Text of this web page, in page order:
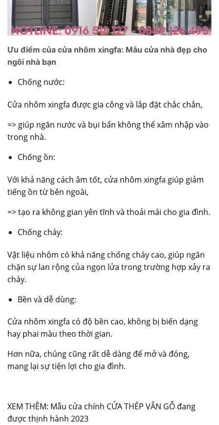
Ưu điểm của cửa nhôm xingfa: Mẫu cửa nhà đẹp cho
ngôi nhà bạn
Chống nước:
Cửa nhôm xingfa được gia công và lắp đặt chắc chắn,
=> giúp ngăn nước và bụi bẩn không thể xâm nhập vào
trong nhà.
Chống ồn:
Với khả năng cách âm tốt, cửa nhôm xingfa giúp giảm
tiếng ồn từ bên ngoài,
=> tạo ra không gian yên tĩnh và thoải mái cho gia đình.
Chống cháy:
Vật liệu nhôm có khả năng chống cháy cao, giúp ngăn
chặn sự lan rộng của ngọn lửa trong trường hợp xảy ra
cháy.
Bền và dễ dùng:
Cửa nhôm xingfa có độ bền cao, không bị biến dạng
hay phai màu theo thời gian.
Hơn nữa, chúng cũng rất dễ dàng để mở và đóng,
mang lại sự tiện lợi cho gia đình.
XEM THÊM: Mẫu cửa chính CỬA THÉP VÂN GỖ đang
được thịnh hành 2023